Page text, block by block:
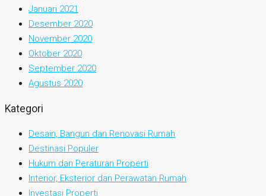
Januari 2021
Desember 2020
November 2020
Oktober 2020
September 2020
Agustus 2020
Kategori
Desain, Bangun dan Renovasi Rumah
Destinasi Populer
Hukum dan Peraturan Properti
Interior, Eksterior dan Perawatan Rumah
Investasi Properti